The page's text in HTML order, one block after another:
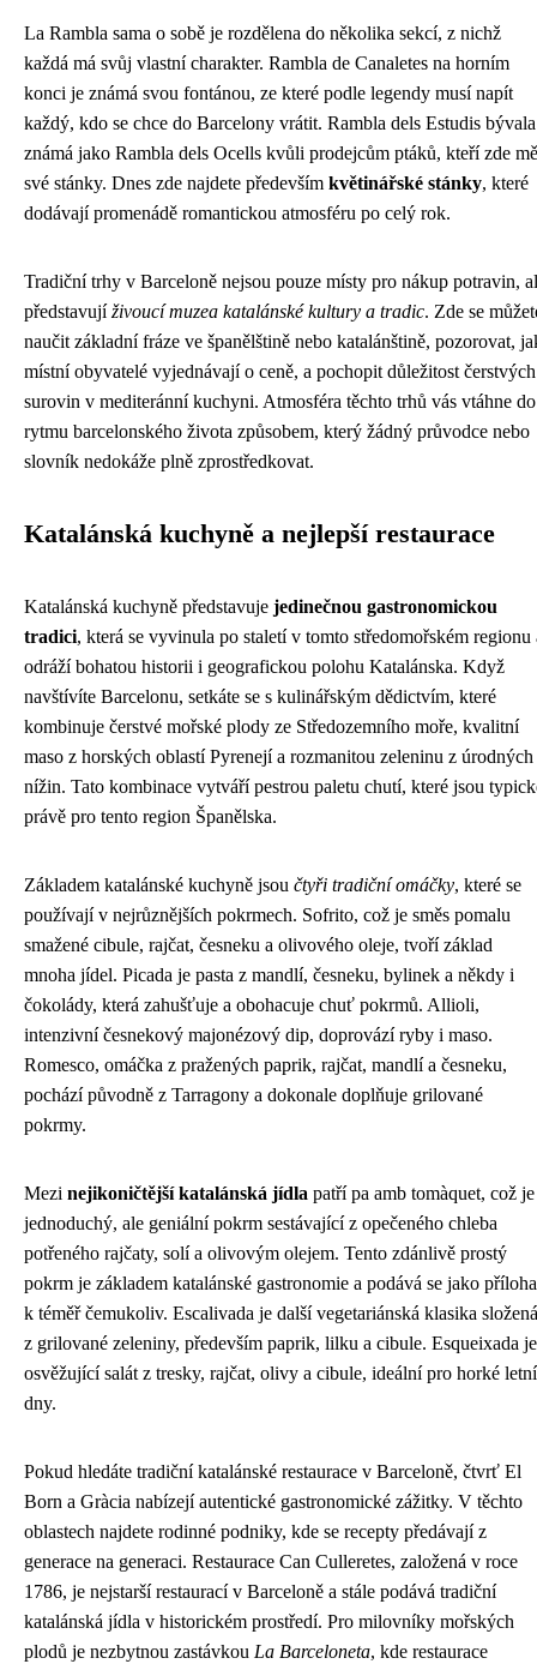
La Rambla sama o sobě je rozdělena do několika sekcí, z nichž
každá má svůj vlastní charakter. Rambla de Canaletes na horním
konci je známá svou fontánou, ze které podle legendy musí napít
každý, kdo se chce do Barcelony vrátit. Rambla dels Estudis bývala
známá jako Rambla dels Ocells kvůli prodejcům ptáků, kteří zde
své stánky. Dnes zde najdete především květinářské stánky, které
dodávají promenádě romantickou atmosféru po celý rok.
Tradiční trhy v Barceloně nejsou pouze místy pro nákup potravin,
představujíživoucí muzea katalánské kultury a tradic. Zde se
naučit základní fráze ve španělštině nebo katalánštině, pozorovat,
místní obyvatelé vyjednávají o ceně, a pochopit důležitost čerstvých
surovin v mediteránní kuchyni. Atmosféra těchto trhů vás vtáhne do
rytmu barcelonského života způsobem, který žádný průvodce nebo
slovník nedokáže plně zprostředkovat.
Katalánská kuchyně a nejlepší restaurace
Katalánská kuchyně představuje jedinečnou gastronomickou
tradici, která se vyvinula po staletí v tomto středomořském regionu
odráží bohatou historii i geografickou polohu Katalánska. Když
navštívíte Barcelonu, setkáte se s kulinářským dědictvím, které
kombinuje čerstvé mořské plody ze Středozemního moře, kvalitní
maso z horských oblastí Pyrenejí a rozmanitou zeleninu z úrodných
nížin. Tato kombinace vytváří pestrou paletu chutí, které jsou
právě pro tento region Španělska.
Základem katalánské kuchyně jsou čtyři tradiční omáčky, které se
používají v nejrůznějších pokrmech. Sofrito, což je směs pomalu
smažené cibule, rajčat, česneku a olivového oleje, tvoří základ
mnoha jídel. Picada je pasta z mandlí, česneku, bylinek a někdy i
čokolády, která zahušťuje a obohacuje chuť pokrmů. Allioli,
intenzivní česnekový majonézový dip, doprovází ryby i maso.
Romesco, omáčka z pražených paprik, rajčat, mandlí a česneku,
pochází původně z Tarragony a dokonale doplňuje grilované
pokrmy.
Mezi nejikoničtější katalánská jídla patří pa amb tomàquet, což je
jednoduchý, ale geniální pokrm sestávající z opečeného chleba
potřeného rajčaty, solí a olivovým olejem. Tento zdánlivě prostý
pokrm je základem katalánské gastronomie a podává se jako příloha
k téměř čemukoliv. Escalivada je další vegetariánská klasika složená
z grilované zeleniny, především paprik, lilku a cibule. Esqueixada je
osvěžující salát z tresky, rajčat, olivy a cibule, ideální pro horké letní
dny.
Pokud hledáte tradiční katalánské restaurace v Barceloně, čtvrť El
Born a Gràcia nabízejí autentické gastronomické zážitky. V těchto
oblastech najdete rodinné podniky, kde se recepty předávají z
generace na generaci. Restaurace Can Culleretes, založená v roce
1786, je nejstarší restaurací v Barceloně a stále podává tradiční
katalánská jídla v historickém prostředí. Pro milovníky mořských
plodů je nezbytnou zastávkou La Barceloneta, kde restaurace